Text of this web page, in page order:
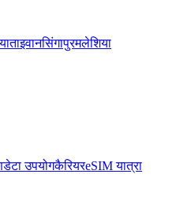
ताइवानसिंगापुरमलेशिया
डेटा उपयोगकैरियरeSIM यात्रा